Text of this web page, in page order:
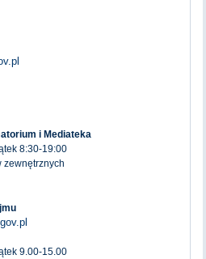
i Mediateka
8:30-19:00
zewnętrznych
9.00-15.00